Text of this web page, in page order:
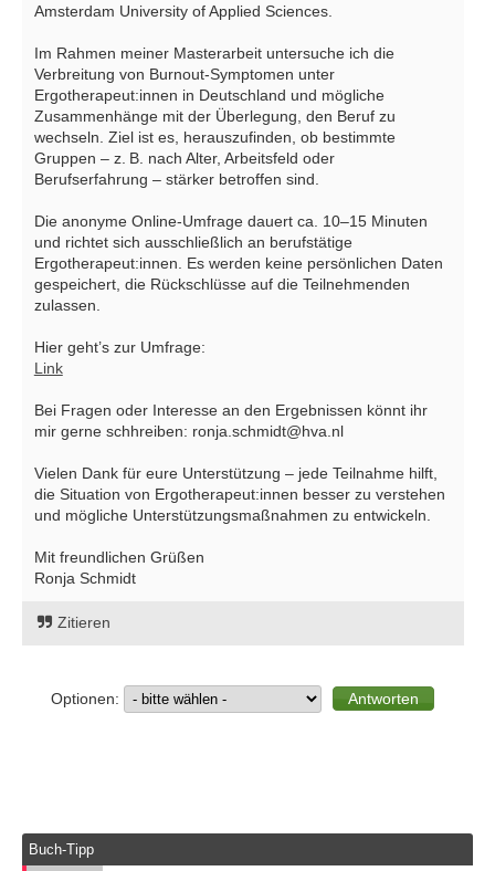
Amsterdam University of Applied Sciences.
Im Rahmen meiner Masterarbeit untersuche ich die
Verbreitung von Burnout-Symptomen unter
Ergotherapeut:innen in Deutschland und mögliche
Zusammenhänge mit der Überlegung, den Beruf zu
wechseln. Ziel ist es, herauszufinden, ob bestimmte
Gruppen – z. B. nach Alter, Arbeitsfeld oder
Berufserfahrung – stärker betroffen sind.
Die anonyme Online-Umfrage dauert ca. 10–15 Minuten
und richtet sich ausschließlich an berufstätige
Ergotherapeut:innen. Es werden keine persönlichen Daten
gespeichert, die Rückschlüsse auf die Teilnehmenden
zulassen.
Hier geht’s zur Umfrage:
Link
Bei Fragen oder Interesse an den Ergebnissen könnt ihr
mir gerne schhreiben: ronja.schmidt@hva.nl
Vielen Dank für eure Unterstützung – jede Teilnahme hilft,
die Situation von Ergotherapeut:innen besser zu verstehen
und mögliche Unterstützungsmaßnahmen zu entwickeln.
Mit freundlichen Grüßen
Ronja Schmidt
Zitieren
Optionen:
Buch-Tipp